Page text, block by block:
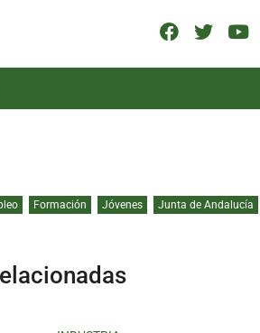
Formación Jóvenes
Junta de Andalucía